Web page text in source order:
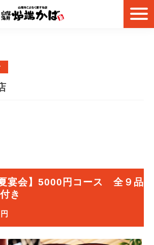
夏宴会】5000円コース 全９品
き